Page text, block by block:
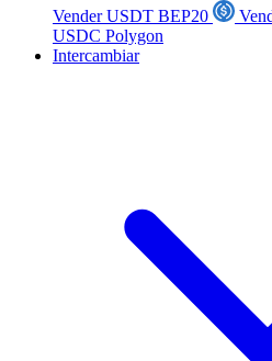
Vender USDT BEP20
USDC Polygon
Intercambiar